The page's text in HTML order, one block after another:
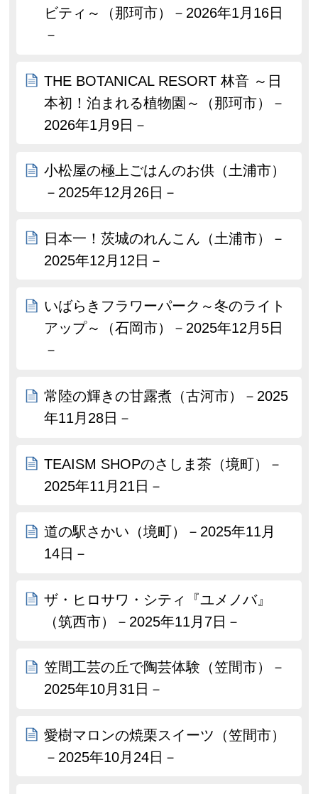
ビティ～（那珂市）－2026年1月16日
－
THE BOTANICAL RESORT 林音 ～日
本初！泊まれる植物園～（那珂市）－
2026年1月9日－
小松屋の極上ごはんのお供（土浦市）
－2025年12月26日－
日本一！茨城のれんこん（土浦市）－
2025年12月12日－
いばらきフラワーパーク～冬のライト
アップ～（石岡市）－2025年12月5日
－
常陸の輝きの甘露煮（古河市）－2025
年11月28日－
TEAISM SHOPのさしま茶（境町）－
2025年11月21日－
道の駅さかい（境町）－2025年11月
14日－
ザ・ヒロサワ・シティ『ユメノバ』
（筑西市）－2025年11月7日－
笠間工芸の丘で陶芸体験（笠間市）－
2025年10月31日－
愛樹マロンの焼栗スイーツ（笠間市）
－2025年10月24日－